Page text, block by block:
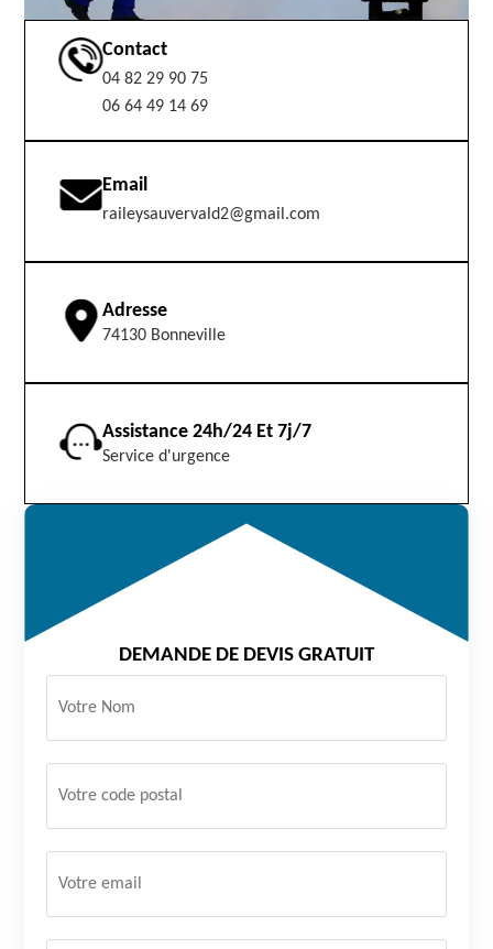
Contact
04 82 29 90 75
06 64 49 14 69
Email
raileysauvervald2@gmail.com
Adresse
74130 Bonneville
Assistance 24h/24 Et 7j/7
Service d'urgence
DEMANDE DE DEVIS GRATUIT